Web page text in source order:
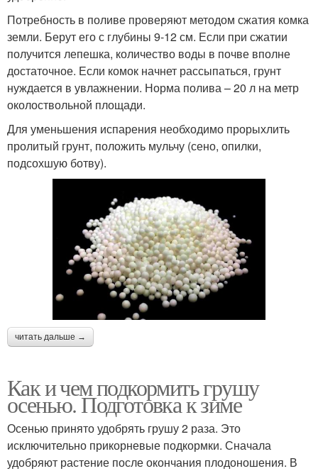
Потребность в поливе проверяют методом сжатия комка
земли. Берут его с глубины 9-12 см. Если при сжатии
получится лепешка, количество воды в почве вполне
достаточное. Если комок начнет рассыпаться, грунт
нуждается в увлажнении. Норма полива – 20 л на метр
околоствольной площади.
Для уменьшения испарения необходимо прорыхлить
пролитый грунт, положить мульчу (сено, опилки,
подсохшую ботву).
читать дальше →
Как и чем подкормить грушу
осенью. Подготовка к зиме
Осенью принято удобрять грушу 2 раза. Это
исключительно прикорневые подкормки. Сначала
удобряют растение после окончания плодоношения. В